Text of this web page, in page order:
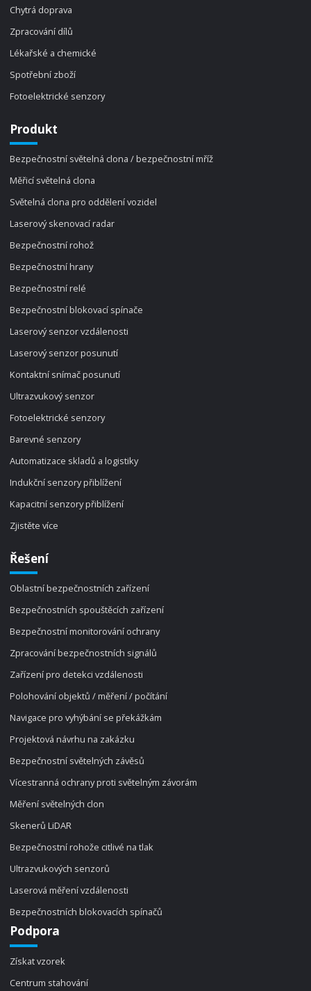
Chytrá doprava
Zpracování dílů
Lékařské a chemické
Spotřební zboží
Fotoelektrické senzory
Produkt
Bezpečnostní světelná clona / bezpečnostní mříž
Měřicí světelná clona
Světelná clona pro oddělení vozidel
Laserový skenovací radar
Bezpečnostní rohož
Bezpečnostní hrany
Bezpečnostní relé
Bezpečnostní blokovací spínače
Laserový senzor vzdálenosti
Laserový senzor posunutí
Kontaktní snímač posunutí
Ultrazvukový senzor
Fotoelektrické senzory
Barevné senzory
Automatizace skladů a logistiky
Indukční senzory přiblížení
Kapacitní senzory přiblížení
Zjistěte více
Řešení
Oblastní bezpečnostních zařízení
Bezpečnostních spouštěcích zařízení
Bezpečnostní monitorování ochrany
Zpracování bezpečnostních signálů
Zařízení pro detekci vzdálenosti
Polohování objektů / měření / počítání
Navigace pro vyhýbání se překážkám
Projektová návrhu na zakázku
Bezpečnostní světelných závěsů
Vícestranná ochrany proti světelným závorám
Měření světelných clon
Skenerů LiDAR
Bezpečnostní rohože citlivé na tlak
Ultrazvukových senzorů
Laserová měření vzdálenosti
Bezpečnostních blokovacích spínačů
Podpora
Získat vzorek
Centrum stahování